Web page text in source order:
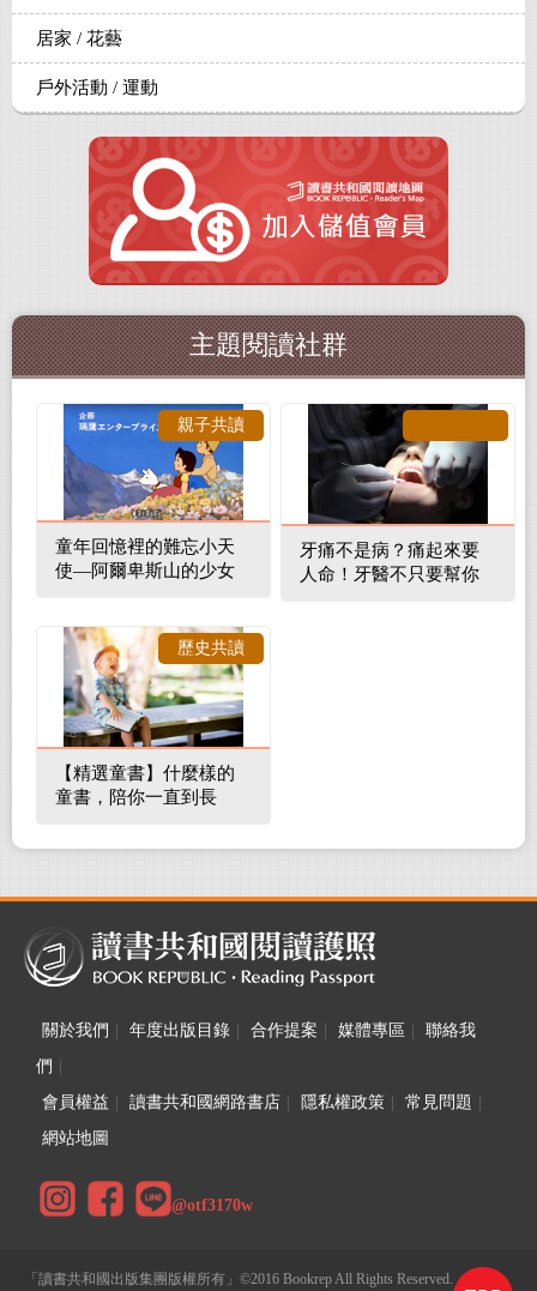
居家 / 花藝
戶外活動 / 運動
主題閱讀社群
童年回憶裡的難忘小天
使—阿爾卑斯山的少女
親子共讀
牙痛不是病？痛起來要
人命！牙醫不只要幫你
【精選童書】什麼樣的
童書，陪你一直到長
歷史共讀
關於我們 年度出版目錄 合作提案 媒體專區
聯絡我
們
會員權益
讀書共和國網路書店 隱私權政策 常見問題
網站地圖
@otf3170w
「讀書共和國出版集團版權所有」©2016 Bookrep All Rights Reserved.